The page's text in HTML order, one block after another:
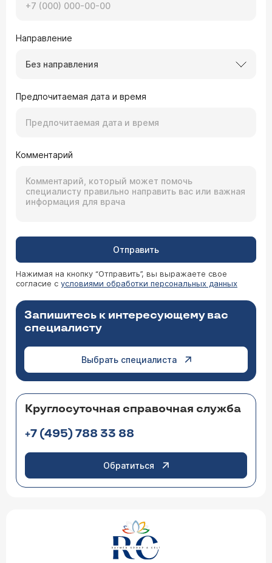
Направление
Без направления
Предпочитаемая дата и время
Комментарий
Отправить
Нажимая на кнопку “Отправить”, вы выражаете свое
согласие с условиями обработки персональных данных
Запишитесь к интересующему вас
специалисту
Выбрать специалиста
Круглосуточная справочная служба
+7 (495) 788 33 88
Обратиться